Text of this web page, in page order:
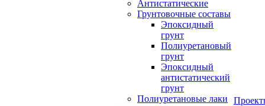
Антистатические
Грунтовочные составы
Эпоксидный
грунт
Полиуретановый
грунт
Эпоксидный
антистатический
грунт
Полиуретановые лаки